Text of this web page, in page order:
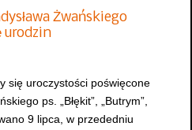
Żwańskiego
urodzin
się uroczystości poświęcone
ps. „Błękit”, „Butrym”,
9 lipca, w przededniu